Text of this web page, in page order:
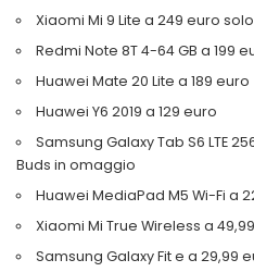
Xiaomi Mi 9 Lite a 249 euro
Redmi Note 8T 4-64 GB a 199
Huawei Mate 20 Lite a 189 euro
Huawei Y6 2019 a 129 euro
Samsung Galaxy Tab S6 LTE
Buds in omaggio
Huawei MediaPad M5 Wi-Fi a
Xiaomi Mi True Wireless a
Samsung Galaxy Fit e a 29,99